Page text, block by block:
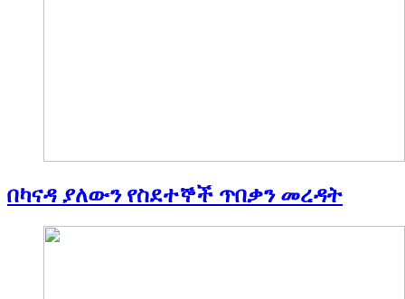
በካናዳ ያለውን የስደተኞች ጥበቃን መረዳት